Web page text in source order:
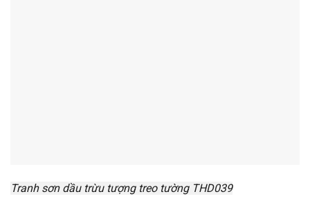
Tranh sơn dầu trừu tượng treo tường THD039